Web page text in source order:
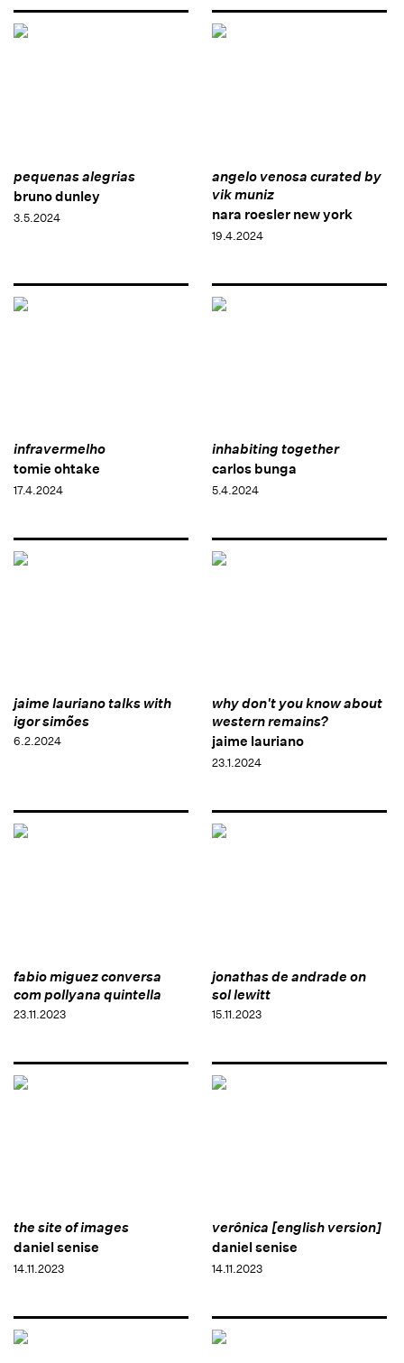
pequenas alegrias
bruno dunley
3.5.2024
angelo venosa curated by
vik muniz
nara roesler new york
19.4.2024
infravermelho
tomie ohtake
17.4.2024
inhabiting together
carlos bunga
5.4.2024
jaime lauriano talks with
igor simões
6.2.2024
why don't you know about
western remains?
jaime lauriano
23.1.2024
fabio miguez conversa
com pollyana quintella
23.11.2023
jonathas de andrade on
sol lewitt
15.11.2023
the site of images
daniel senise
14.11.2023
verônica [english version]
daniel senise
14.11.2023